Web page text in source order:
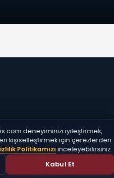
deneyiminizi iyileştirmek,
kişiselleştirmek için çerezlerden
Politikamızı inceleyebilirsiniz.
Kabul Et